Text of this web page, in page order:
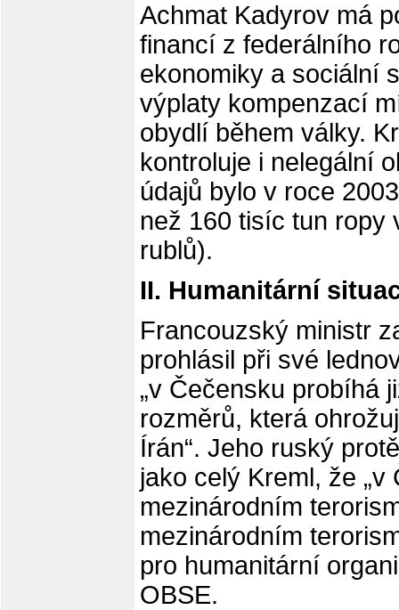
Achmat Kadyrov má
financí z federálního
ekonomiky a sociální
výplaty kompenzací
obydlí během války.
kontroluje i nelegální
údajů bylo v roce
než 160 tisíc tun ropy
rublů).
II. Humanitární
Francouzský ministr
prohlásil při své
„v Čečensku probíhá
rozměrů, která
Írán“. Jeho ruský
jako celý Kreml, že
mezinárodním
mezinárodním
pro humanitární
OBSE.